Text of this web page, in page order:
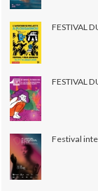
FESTIVAL
FESTIVAL
Festival